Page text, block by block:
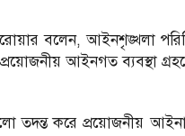
বলেন, আইনশৃঙ্খলা
আইনগত ব্যবস্থা
তদন্ত করে প্রয়োজনীয়